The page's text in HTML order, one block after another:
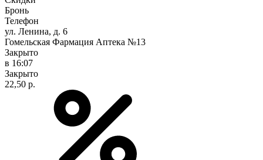
Бронь
Телефон
ул. Ленина, д. 6
Гомельская Фармация Аптека №13
Закрыто
в 16:07
Закрыто
22,50 р.